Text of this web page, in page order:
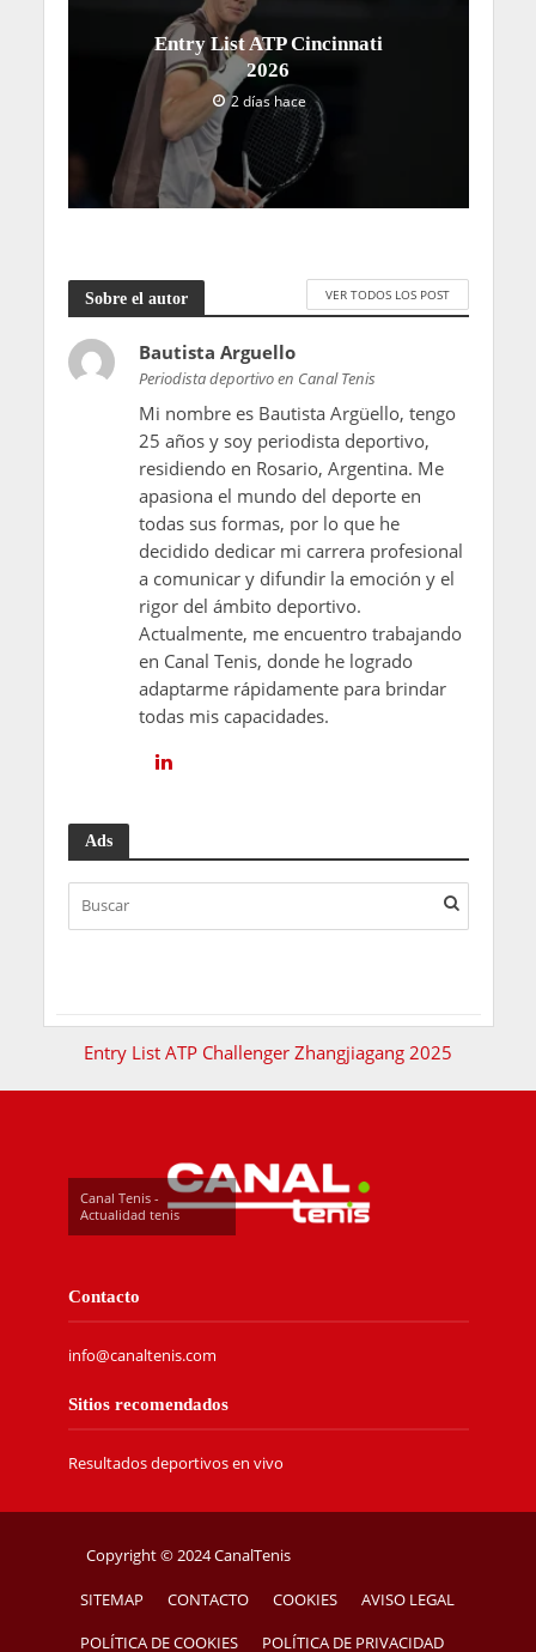
Entry List ATP Cincinnati
2026
2 días hace
Sobre el autor VER TODOS LOS POST
Bautista Arguello
Periodista deportivo en Canal Tenis
Mi nombre es Bautista Argüello, tengo
25 años y soy periodista deportivo,
residiendo en Rosario, Argentina. Me
apasiona el mundo del deporte en
todas sus formas, por lo que he
decidido dedicar mi carrera profesional
a comunicar y difundir la emoción y el
rigor del ámbito deportivo.
Actualmente, me encuentro trabajando
en Canal Tenis, donde he logrado
adaptarme rápidamente para brindar
todas mis capacidades.
Ads
Entry List ATP Challenger Zhangjiagang 2025
Canal Tenis -
Actualidad tenis
Contacto
info@canaltenis.com
Sitios recomendados
Resultados deportivos en vivo
Copyright © 2024 CanalTenis
SITEMAP CONTACTO COOKIES AVISO LEGAL
POLÍTICA DE COOKIES POLÍTICA DE PRIVACIDAD